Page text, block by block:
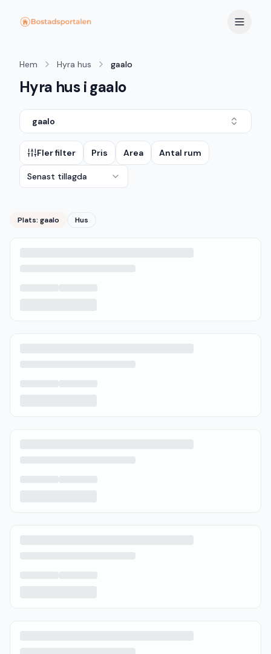
Hem Hyra hus gaalo
Hyra hus i gaalo
gaalo
Fler filter Pris Area Antal rum
Senast tillagda
Plats: gaalo Hus